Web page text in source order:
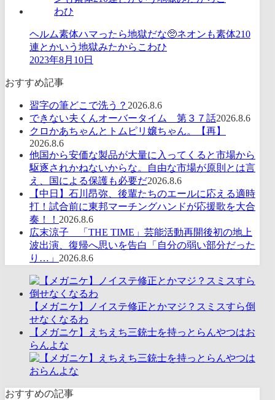
ヘルム素体ハマったら地獄だな🥺ネオンも素体210
連とかいう地獄みたからこわひ
2023年8月10日
おすすめ記事
習字の筆どこで洗う？ 2026.8.6
できない夫くんオーバータイム 第３７話2026.8.6
クロかあちゃんとトムピリ嬢ちゃん。【再】
2026.8.6
他国から安価な製品が大量に入ってくると市場から
駆逐されかねないからな。自由な市場が原則とは言
え、国による保護も必要だ2026.8.6
【中日】石川昂弥、後輩たちのエールに応える適時
打！試合前に東邦マーチングハンドが応援歌を大合
奏！！ 2026.8.6
広末涼子 「THE TIME」芸能活動再開後初の地上
波出演、復帰へ思いを告白「自分の弱い部分だった
り…」 2026.8.6
【メガニケ】ノイステ修正とかマジ？スミスすら倒
せなくなるわ
【メガニケ】えちえち三銃士を持っとらんやつはお
らんよな
おすすめの記事